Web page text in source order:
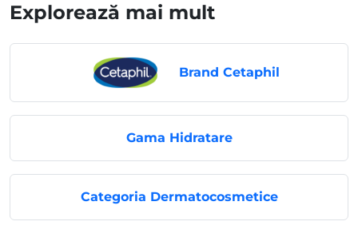
Explorează mai mult
Brand Cetaphil
Gama Hidratare
Categoria Dermatocosmetice